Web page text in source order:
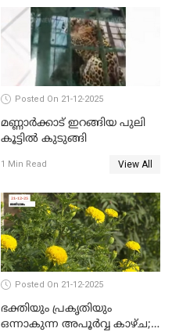
Posted On 21-12-2025
മണ്ണാർക്കാട് ഇറങ്ങിയ പുലി
കൂട്ടിൽ കുടുങ്ങി
1 Min Read View All
Posted On 21-12-2025
ഭക്തിയും പ്രകൃതിയും
ഒന്നാകുന്ന അപൂര്‍വ്വ കാഴ്ച;